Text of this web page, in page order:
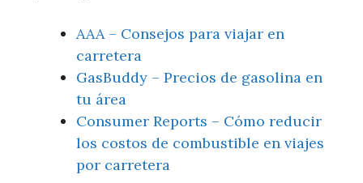
AAA – Consejos para viajar en
carretera
GasBuddy – Precios de gasolina en
tu área
Consumer Reports – Cómo reducir
los costos de combustible en viajes
por carretera